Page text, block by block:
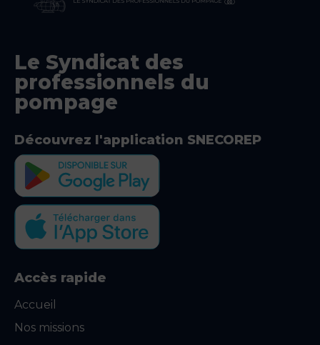
Le Syndicat des
professionnels du
pompage
Découvrez l'application SNECOREP
Accès rapide
Accueil
Nos missions